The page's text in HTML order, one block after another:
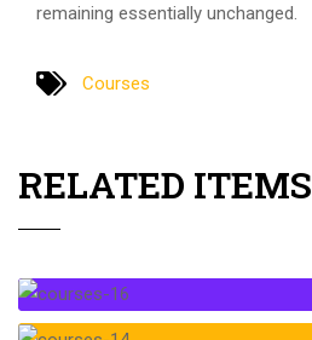
remaining essentially unchanged.
Courses
RELATED ITEMS